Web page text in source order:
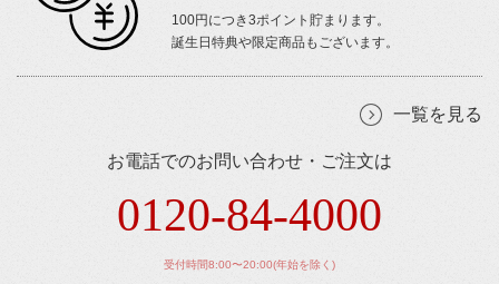
100円につき3ポイント貯まります。
誕生日特典や限定商品もございます。
一覧を見る
お電話でのお問い合わせ・ご注文は
0120-84-4000
受付時間8:00〜20:00(年始を除く)